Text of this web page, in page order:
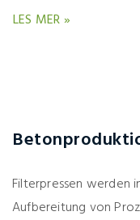
LES MER »
Filterpressen werden
Aufbereitung von